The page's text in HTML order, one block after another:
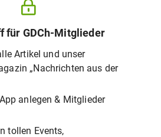
für GDCh-Mitglieder
Artikel und unser
„Nachrichten aus der
anlegen & Mitglieder
tollen Events,